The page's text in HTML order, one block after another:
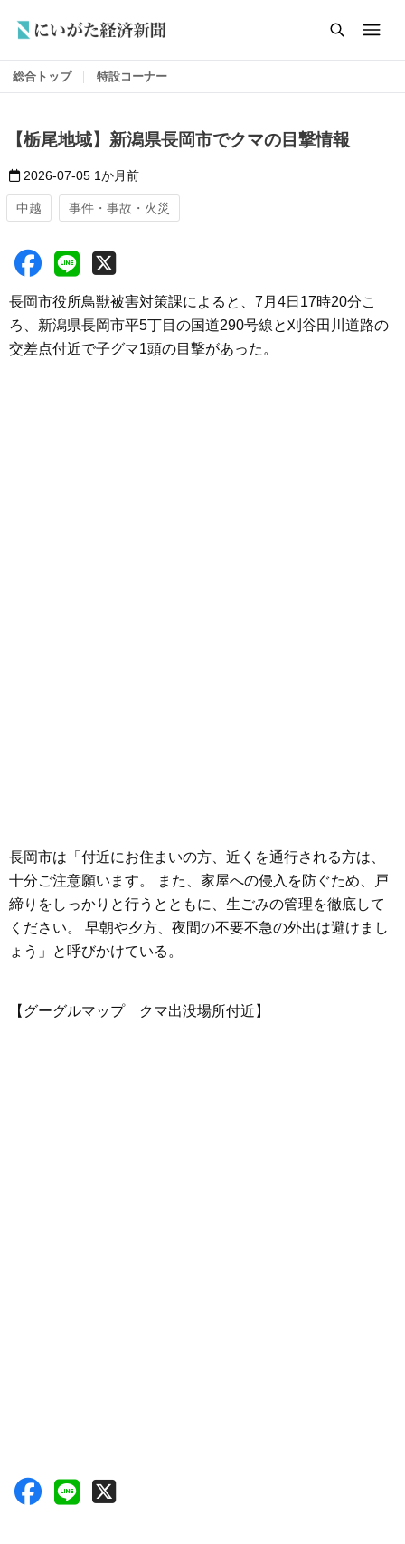
総合トップ 特設コーナー
【栃尾地域】新潟県長岡市でクマの目撃情報
2026-07-05 1か月前
中越 事件・事故・火災
長岡市役所鳥獣被害対策課によると、7月4日17時20分こ
ろ、新潟県長岡市平5丁目の国道290号線と刈谷田川道路の
交差点付近で子グマ1頭の目撃があった。
長岡市は「付近にお住まいの方、近くを通行される方は、
十分ご注意願います。 また、家屋への侵入を防ぐため、戸
締りをしっかりと行うとともに、生ごみの管理を徹底して
ください。 早朝や夕方、夜間の不要不急の外出は避けまし
ょう」と呼びかけている。
【グーグルマップ クマ出没場所付近】